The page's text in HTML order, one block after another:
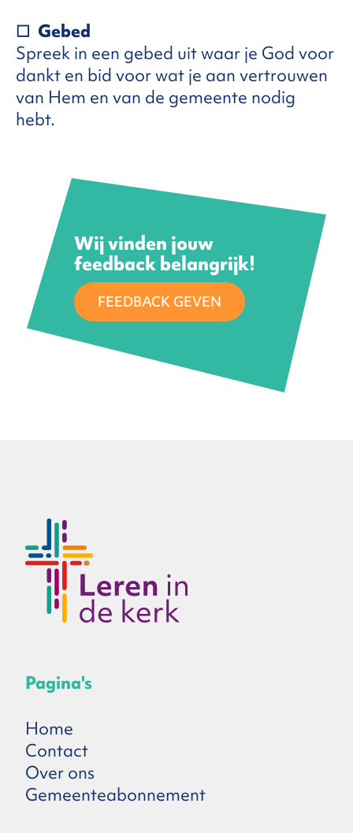
☐ Gebed
Spreek in een gebed uit waar je God voor
dankt en bid voor wat je aan vertrouwen
van Hem en van de gemeente nodig
hebt.
Wij vinden jouw
feedback belangrijk!
FEEDBACK GEVEN
Pagina's
Home
Contact
Over ons
Gemeenteabonnement